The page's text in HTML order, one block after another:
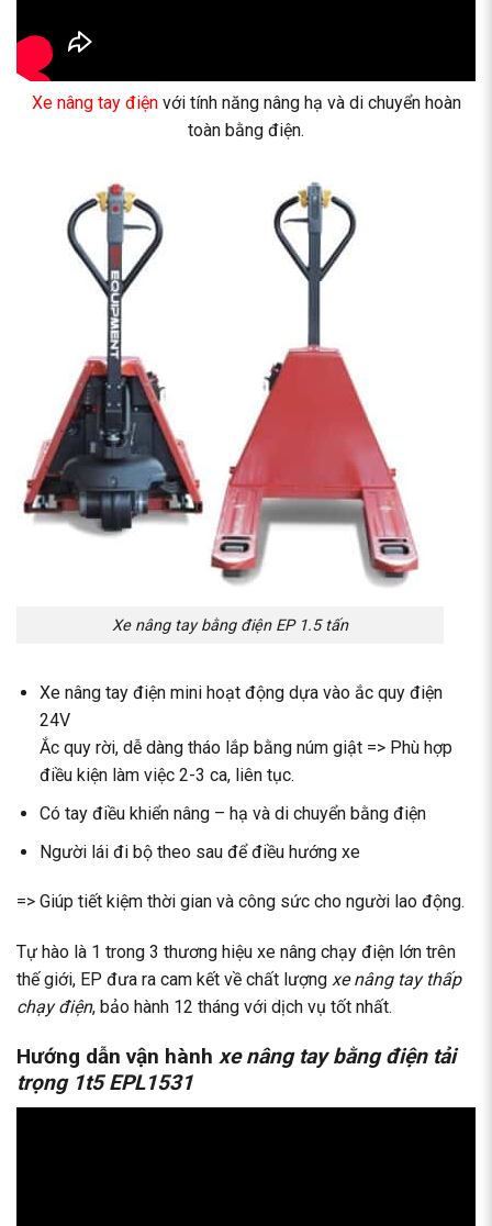
Xe nâng tay điệnvới tính năng nâng hạ và di chuyển hoàn
toàn bằng điện.
Xe nâng tay bằng điện EP 1.5 tấn
Xe nâng tay điện mini hoạt động dựa vào ắc quy điện
24V
Ắc quy rời, dễ dàng tháo lắp bằng núm giật => Phù hợp
điều kiện làm việc 2-3 ca, liên tục.
Có tay điều khiển nâng – hạ và di chuyển bằng điện
Người lái đi bộ theo sau để điều hướng xe
=> Giúp tiết kiệm thời gian và công sức cho người lao động.
Tự hào là 1 trong 3 thương hiệu xe nâng chạy điện lớn trên
thế giới, EP đưa ra cam kết về chất lượng xe nâng tay thấp
chạy điện, bảo hành 12 tháng với dịch vụ tốt nhất.
Hướng dẫn vận hành xe nâng tay bằng điện tải
trọng 1t5 EPL1531